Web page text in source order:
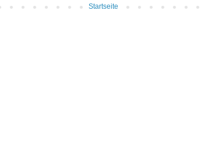
Startseite